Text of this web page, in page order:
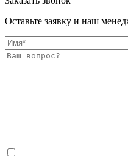
Оставьте заявку и наш